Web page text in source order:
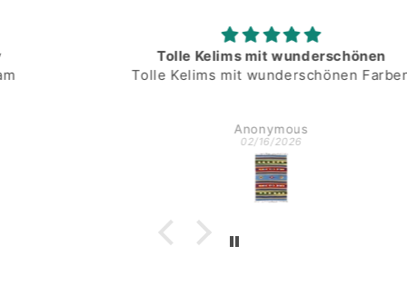
Tolle Kelims mit wunderschönen
Tolle Kelims mit wunderschönen Farben
Anonymous